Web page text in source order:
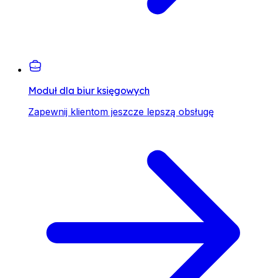
Moduł dla biur księgowych
Zapewnij klientom jeszcze lepszą obsługę